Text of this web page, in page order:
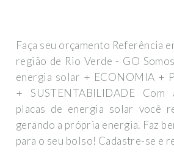
Faça seu orçamento Referência
região de Rio Verde - GO
energia solar + ECONOMIA +
+ SUSTENTABILIDADE Com
placas de energia solar você
gerando a própria energia. Faz
para o seu bolso! Cadastre-se e